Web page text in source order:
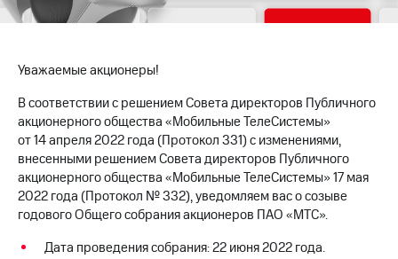
МТС
Достижения
Интервью
Финансовая
отчетность
Контакты
в
Уважаемые акционеры!
В соответствии с решением Совета директоров Публичного
акционерного общества «Мобильные ТелеСистемы»
от 14 апреля 2022 года (Протокол 331) с изменениями,
внесенными решением Совета директоров Публичного
акционерного общества «Мобильные ТелеСистемы» 17 мая
2022 года (Протокол № 332), уведомляем вас о созыве
годового Общего собрания акционеров ПАО «МТС».
Дата проведения собрания: 22 июня 2022 года.